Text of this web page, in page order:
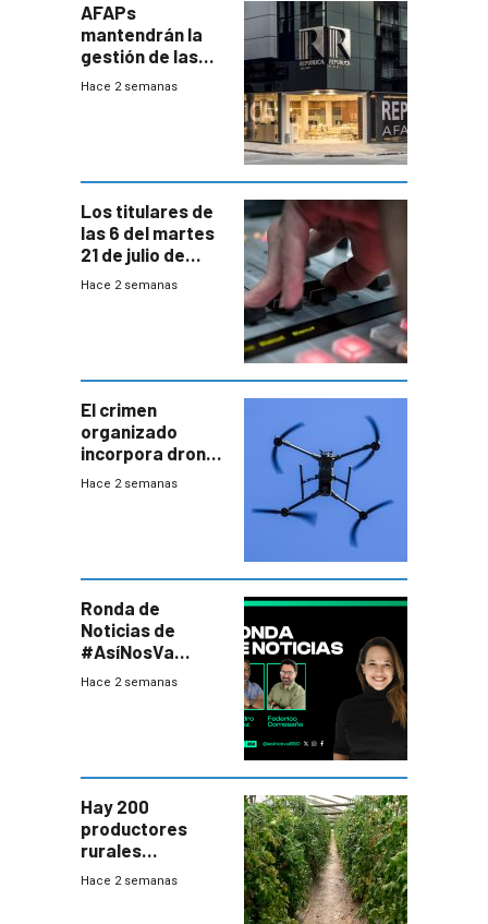
AFAPs
mantendrán la
gestión de las
cuentas
Hace 2 semanas
Los titulares de
las 6 del martes
21 de julio de
2026
Hace 2 semanas
El crimen
organizado
incorpora drones
y abre un nuevo
Hace 2 semanas
Ronda de
Noticias de
#AsíNosVa
(20/7/26)
Hace 2 semanas
Hay 200
productores
rurales
afectados tras
Hace 2 semanas